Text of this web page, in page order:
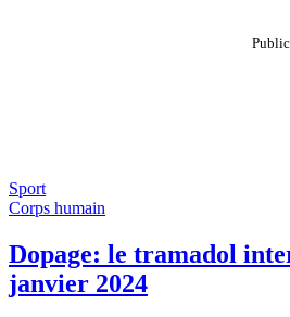
Sport
Corps humain
Dopage: le tramadol
janvier 2024